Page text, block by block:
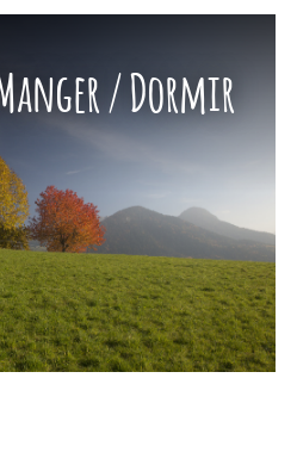
/ Dormir